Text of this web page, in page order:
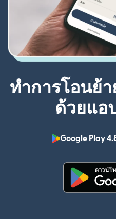
ทำการโอนย้า
ด้วยแอ
Google Play